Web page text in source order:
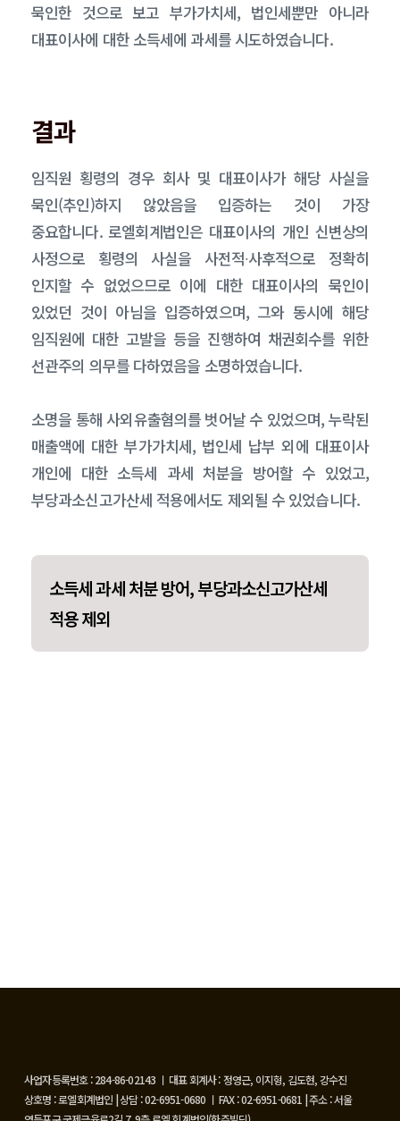
묵인한 것으로 보고 부가가치세, 법인세뿐만 아니라
대표이사에 대한 소득세에 과세를 시도하였습니다.
결과
임직원 횡령의 경우 회사 및 대표이사가 해당 사실을
묵인(추인)하지 않았음을 입증하는 것이 가장
중요합니다. 로엘회계법인은 대표이사의 개인 신변상의
사정으로 횡령의 사실을 사전적∙사후적으로 정확히
인지할 수 없었으므로 이에 대한 대표이사의 묵인이
있었던 것이 아님을 입증하였으며, 그와 동시에 해당
임직원에 대한 고발을 등을 진행하여 채권회수를 위한
선관주의 의무를 다하였음을 소명하였습니다.
소명을 통해 사외유출혐의를 벗어날 수 있었으며, 누락된
매출액에 대한 부가가치세, 법인세 납부 외에 대표이사
개인에 대한 소득세 과세 처분을 방어할 수 있었고,
부당과소신고가산세 적용에서도 제외될 수 있었습니다.
소득세 과세 처분 방어, 부당과소신고가산세
적용 제외
사업자등록번호 : 284-86-02143 ㅣ 대표 회계사 : 정영근, 이지형, 김도현, 강수진
상호명 : 로엘회계법인 | 상담 : 02-6951-0680 ㅣ FAX : 02-6951-0681 | 주소 : 서울